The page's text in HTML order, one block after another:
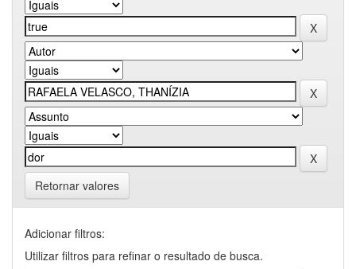
Retornar valores
Adicionar filtros:
Utilizar filtros para refinar o resultado de busca.